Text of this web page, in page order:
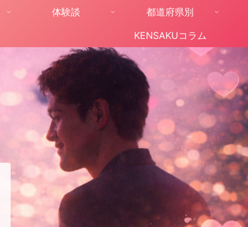
体験談
都道府県別
KENSAKUコラム